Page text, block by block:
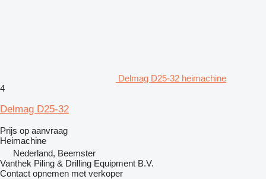
Delmag D25-32 heimachine
4
Delmag D25-32
Prijs op aanvraag
Heimachine
Nederland, Beemster
Vanthek Piling & Drilling Equipment B.V.
Contact opnemen met verkoper